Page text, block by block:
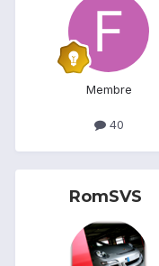
Membre
40
RomSVS